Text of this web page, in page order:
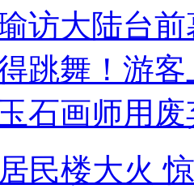
访大陆台
跳舞！游客
石画师用
民楼大火